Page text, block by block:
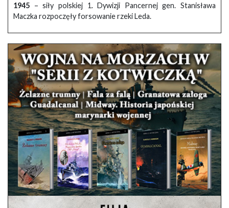
1945 – siły polskiej 1. Dywizji Pancernej gen. Stanisława
Maczka rozpoczęły forsowanie rzeki Leda.